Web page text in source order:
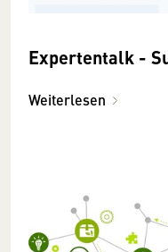
Expertentalk -
Weiterlesen